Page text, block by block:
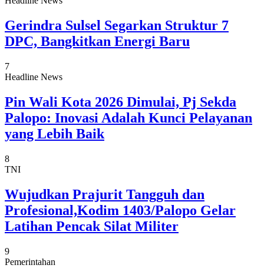
Gerindra Sulsel Segarkan Struktur 7
DPC, Bangkitkan Energi Baru
7
Headline News
Pin Wali Kota 2026 Dimulai, Pj Sekda
Palopo: Inovasi Adalah Kunci Pelayanan
yang Lebih Baik
8
TNI
Wujudkan Prajurit Tangguh dan
Profesional,Kodim 1403/Palopo Gelar
Latihan Pencak Silat Militer
9
Pemerintahan